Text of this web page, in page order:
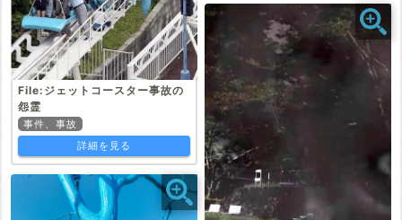
File:ジェットコースター事故の
怨霊
事件、事故
詳細を見る